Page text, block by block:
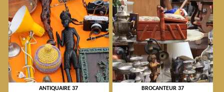
ANTIQUAIRE 37 BROCANTEUR 37